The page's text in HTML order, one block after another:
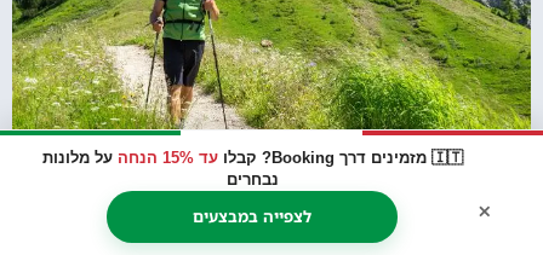
🇮🇹 מזמינים דרך Booking? קבלו עד 15% הנחה
על מלונות
נבחרים
לצפייה במבצעים ×